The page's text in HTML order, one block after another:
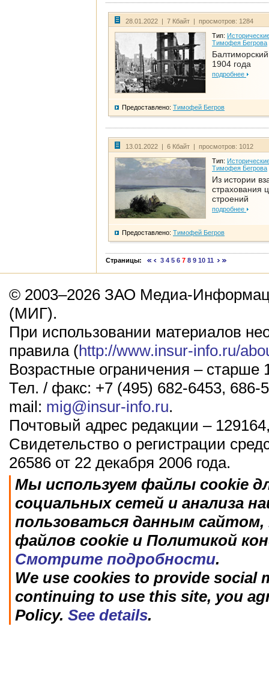
28.01.2022 | 7 Кбайт | просмотров: 1284
Тип:
Тимофея Бегрова
1904 года
подробнее
Предоставлено: Тимофей Бегров
13.01.2022 | 6 Кбайт | просмотров: 1012
Тип:
Тимофея Бегрова
Из истории
страхования
строений
подробнее
Предоставлено: Тимофей Бегров
Страницы: 3 4 5 6 7 8 9 10 11
© 2003–2026 ЗАО Медиа-
(МИГ).
При использовании материалов
правила (http://www.insur-info.ru/
Возрастные ограничения – старше
Тел. / факс: +7 (495) 682-6453, 686-
mail: mig@insur-info.ru.
Почтовый адрес редакции –
Свидетельство о регистрации
26586 от 22 декабря 2006 года.
Мы используем файлы cookie
социальных сетей и анализа
пользоваться данным
файлов cookie и Политикой
Смотрите подробности.
We use cookies to provide social
continuing to use this site, you
Policy. See details.